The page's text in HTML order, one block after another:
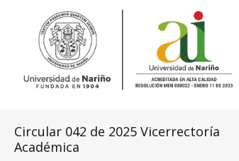
Circular 042 de 2025 Vicerrectoría
Académica